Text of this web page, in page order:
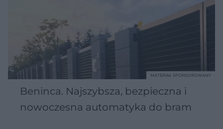
Beninca. Najszybsza, bezpieczna i
nowoczesna automatyka do bram
MATERIAŁ SPONSOROWANY